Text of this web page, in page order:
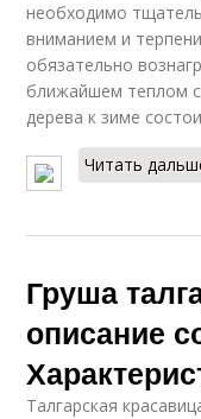
необходимо
вниманием и
обязательно
ближайшем теплом
дерева к зиме
Читать
Груша
описание
Талгарская